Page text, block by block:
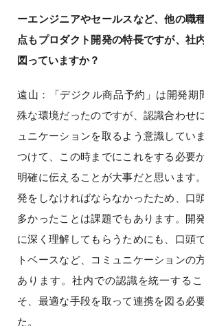
ーエンジニアやセールスなど、他の職
点もプロダクト開発の特長ですが、社
図っていますか？
遠山：「デジクル商品予約」は開発期
殊な環境だったのですが、認識合わせ
ュニケーションを取るよう意識してい
つけて、この時までにこれをする必要
明確に伝えることが大事だと思います
発をしなければならなかったため、口
多かったことは課題でもあります。開
に深く理解してもらうためにも、口頭
トベースなど、コミュニケーションの
あります。社内での認識を統一する
そ、最適な手段を取って連携を図る必
た。